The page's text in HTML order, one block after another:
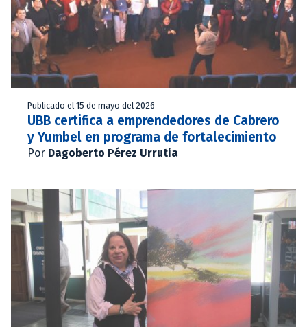
Publicado el 15 de mayo del 2026
UBB certifica a emprendedores de Cabrero
y Yumbel en programa de fortalecimiento
Por Dagoberto Pérez Urrutia